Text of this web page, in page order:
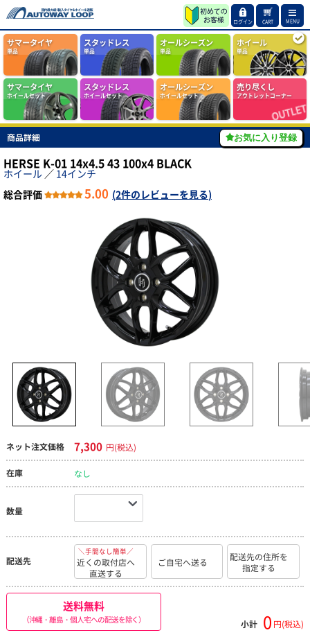
ログイン CART MENU
サマータイヤ
単品
スタッドレス
単品
オールシーズン
単品
ホイール
単品
サマータイヤ
ホイールセット
スタッドレス
ホイールセット
オールシーズン
ホイールセット
売り尽くし
アウトレットコーナー
商品詳細 お気に入り登録
HERSE K-01 14x4.5 43 100x4 BLACK
ホイール ／ 14インチ
総合評価
5.00 (2件のレビューを見る)
ネット注文価格 7,300 円(税込)
在庫 なし
数量
配送先
＼手間なし簡単／
近くの取付店へ
直送する
ご自宅へ送る
配送先の住所を
指定する
送料無料
（沖縄・離島・個人宅への配送を除く） 小計 0 円(税込)